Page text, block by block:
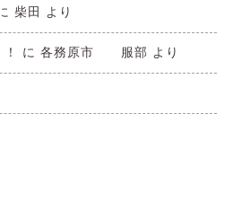
柴田 より
に 各務原市 服部 より